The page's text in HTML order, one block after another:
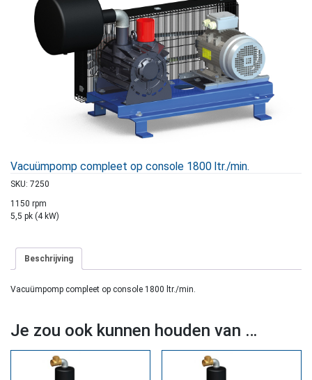
Vacuümpomp compleet op console 1800 ltr./min.
SKU: 7250
1150 rpm
5,5 pk (4 kW)
Beschrijving
Vacuümpomp compleet op console 1800 ltr./min.
Je zou ook kunnen houden van …